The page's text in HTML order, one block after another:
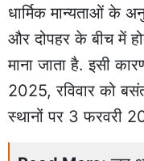
धार्मिक मान्यताओं के
और दोपहर के बीच में
माना जाता है. इसी
2025, रविवार को
स्थानों पर 3 फरवरी